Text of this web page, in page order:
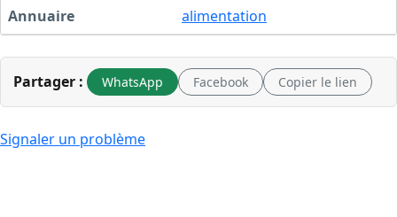
Annuaire
alimentation
Partager : WhatsApp Facebook Copier le lien
Signaler un problème